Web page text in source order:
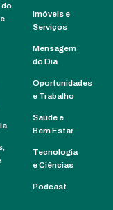
do
Imóveis e
Serviços
Mensagem
do Dia
Oportunidades
e Trabalho
Saúde e
Bem Estar
Tecnologia
e Ciências
Podcast